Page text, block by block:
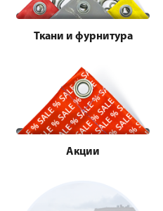
Ткани и фурнитура
Акции